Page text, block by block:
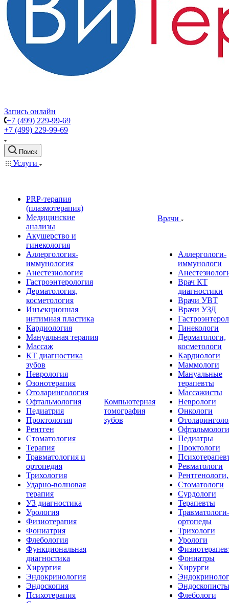
Запись онлайн
+7 (499) 229-99-69
+7 (499) 229-99-69
Поиск
Услуги
PRP-терапия
(плазмотерапия)
Медицинские
анализы
Акушерство и
гинекология
Аллергология-
иммунология
Анестезиология
Гастроэнтерология
Дерматология,
косметология
Инъекционная
интимная пластика
Кардиология
Мануальная терапия
Массаж
КТ диагностика
зубов
Неврология
Озонотерапия
Отоларингология
Офтальмология
Педиатрия
Проктология
Рентген
Стоматология
Терапия
Травматология и
ортопедия
Трихология
Ударно-волновая
терапия
УЗ диагностика
Урология
Физиотерапия
Фониатрия
Флебология
Функциональная
диагностика
Хирургия
Эндокринология
Эндоскопия
Психотерапия
Компьютерная
томография
зубов
Врачи
Аллергологи-
иммунологи
Врач КТ
диагностики
Врачи УВТ
Врачи УЗД
Гинекологи
Дерматологи,
косметологи
Кардиологи
Маммологи
Мануальные
терапевты
Массажисты
Неврологи
Онкологи
Офтальмологи
Педиатры
Проктологи
Ревматологи
Стоматологи
Сурдологи
Терапевты
Травматологи-
ортопеды
Трихологи
Урологи
Фониатры
Хирурги
Эндоскописты
Флебологи